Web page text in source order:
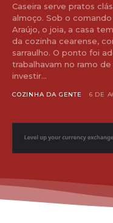
Caseira serve pratos
almoço. Sob o
Araújo, o joia, a casa
da cozinha cearense,
sarraulho. O ponto foi adquirido pelo casa, que já
trabalhavam no ramo
investir...
COZINHA DA GENTE 6 DE